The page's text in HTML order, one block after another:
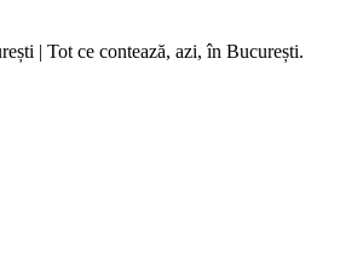
| Tot ce contează, azi, în București.